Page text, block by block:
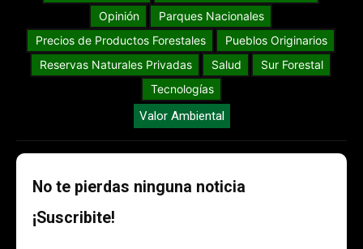
Opinión
Parques Nacionales
Precios de Productos Forestales
Pueblos Originarios
Reservas Naturales Privadas
Salud
Sur Forestal
Tecnologías
Valor Ambiental
No te pierdas ninguna noticia
¡Suscribite!